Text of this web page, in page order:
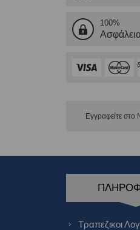
100%
Εγγραφείτε
Τραπεζικοι